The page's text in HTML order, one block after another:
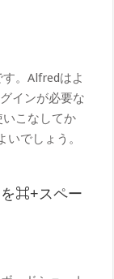
。Alfredはよ
インが必要な
こなしてか
でしょう。
を⌘+スペー